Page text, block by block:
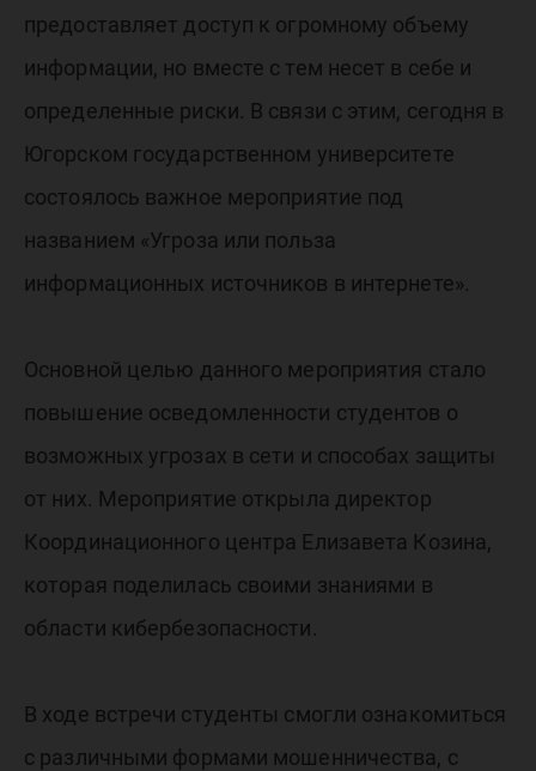
предоставляет доступ к огромному объему
информации, но вместе с тем несет в себе и
определенные риски. В связи с этим, сегодня в
Югорском государственном университете
состоялось важное мероприятие под
названием «Угроза или польза
информационных источников в интернете».
Основной целью данного мероприятия стало
повышение осведомленности студентов о
возможных угрозах в сети и способах защиты
от них. Мероприятие открыла директор
Координационного центра Елизавета Козина,
которая поделилась своими знаниями в
области кибербезопасности.
В ходе встречи студенты смогли ознакомиться
с различными формами мошенничества, с